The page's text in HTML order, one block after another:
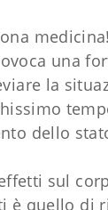
una
la
dello
sul
è quello di